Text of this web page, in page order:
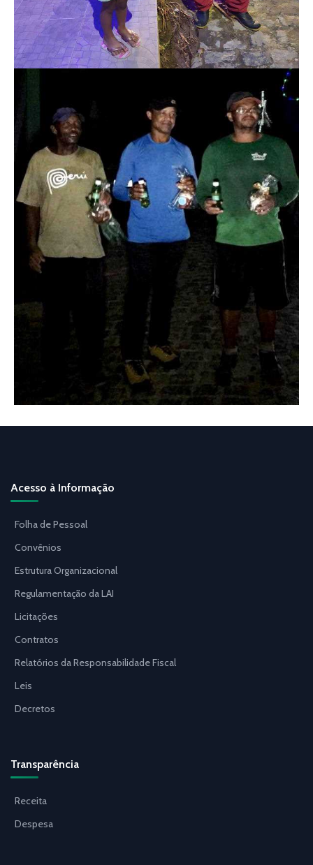
Acesso à Informação
Folha de Pessoal
Convênios
Estrutura Organizacional
Regulamentação da LAI
Licitações
Contratos
Relatórios da Responsabilidade Fiscal
Leis
Decretos
Transparência
Receita
Despesa